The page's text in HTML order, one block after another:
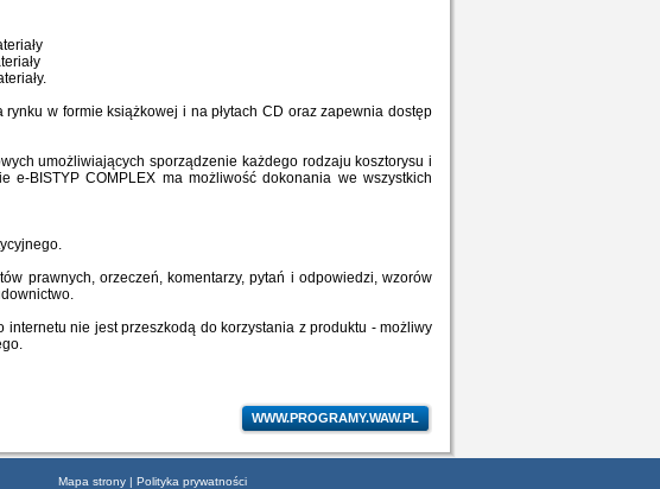
w formie książkowej i na płytach CD oraz zapewnia dostęp
umożliwiających sporządzenie każdego rodzaju kosztorysu i
BISTYP COMPLEX ma możliwość dokonania we wszystkich
prawnych, orzeczeń, komentarzy, pytań i odpowiedzi, wzorów
nie jest przeszkodą do korzystania z produktu - możliwy
WWW.PROGRAMY.WAW.PL
Mapa strony | Polityka prywatności